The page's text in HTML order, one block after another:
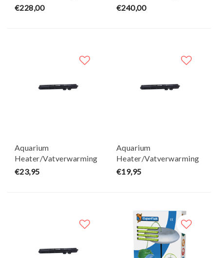
2KW
€228,00
3KW
€240,00
Aquarium
Heater/Vatverwarming
HE-500W - AquaKing
€23,95
Aquarium
Heater/Vatverwarming
HE-300W - AquaKing
€19,95